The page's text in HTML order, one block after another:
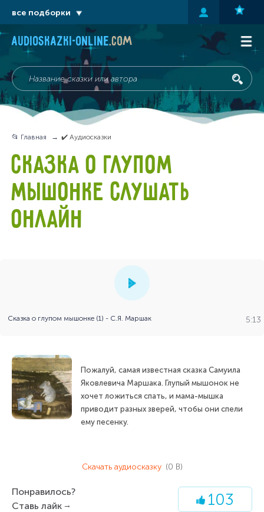
audioskazki-online.com
📂 Главная ✔️ Аудиосказки
СКАЗКА О ГЛУПОМ
МЫШОНКЕ СЛУШАТЬ
ОНЛАЙН
Сказка о глупом мышонке (1) - С.Я. Маршак 5:13
Пожалуй, самая известная сказка Самуила
Яковлевича Маршака. Глупый мышонок не
хочет ложиться спать, и мама-мышка
приводит разных зверей, чтобы они спели
ему песенку.
Скачать аудиосказку (0 B)
Понравилось?
Ставь лайк
103
все подборки